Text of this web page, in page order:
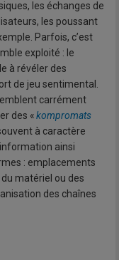
les échanges de
les poussant
Parfois, c’est
exploité : le
à révéler des
de jeu sentimental.
carrément
des «kompromats
à caractère
ainsi
: emplacements
matériel ou des
des chaînes